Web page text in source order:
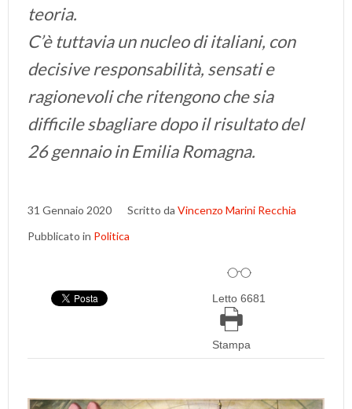
teoria.
C’è tuttavia un nucleo di italiani, con
decisive responsabilità, sensati e
ragionevoli che ritengono che sia
difficile sbagliare dopo il risultato del
26 gennaio in Emilia Romagna.
31 Gennaio 2020 Scritto da Vincenzo Marini Recchia
Pubblicato in Politica
Letto 6681
Stampa